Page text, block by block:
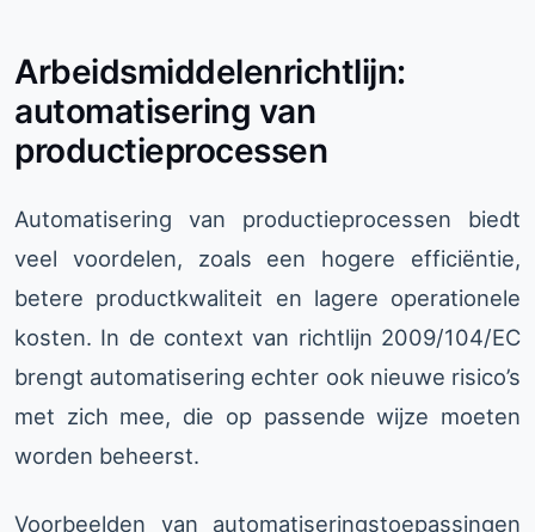
Arbeidsmiddelenrichtlijn:
automatisering van
productieprocessen
Automatisering van productieprocessen biedt
veel voordelen, zoals een hogere efficiëntie,
betere productkwaliteit en lagere operationele
kosten. In de context van richtlijn 2009/104/EC
brengt automatisering echter ook nieuwe risico’s
met zich mee, die op passende wijze moeten
worden beheerst.
Voorbeelden van automatiseringstoepassingen